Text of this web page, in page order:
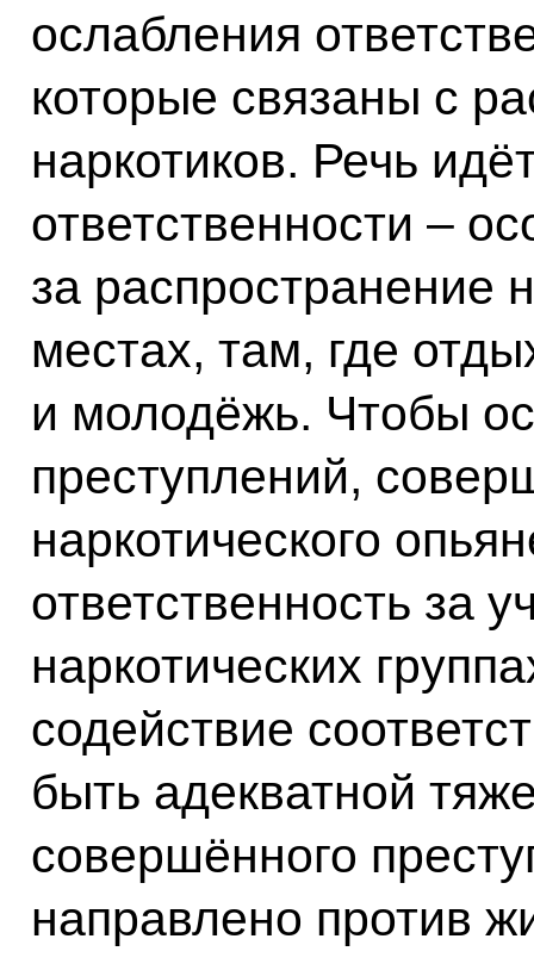
ослабления
которые связаны с
наркотиков. Речь
ответственности –
за распространение
местах, там, где
и молодёжь. Чтобы
преступлений,
наркотического
ответственность за
наркотических
содействие
быть адекватной
совершённого
направлено против